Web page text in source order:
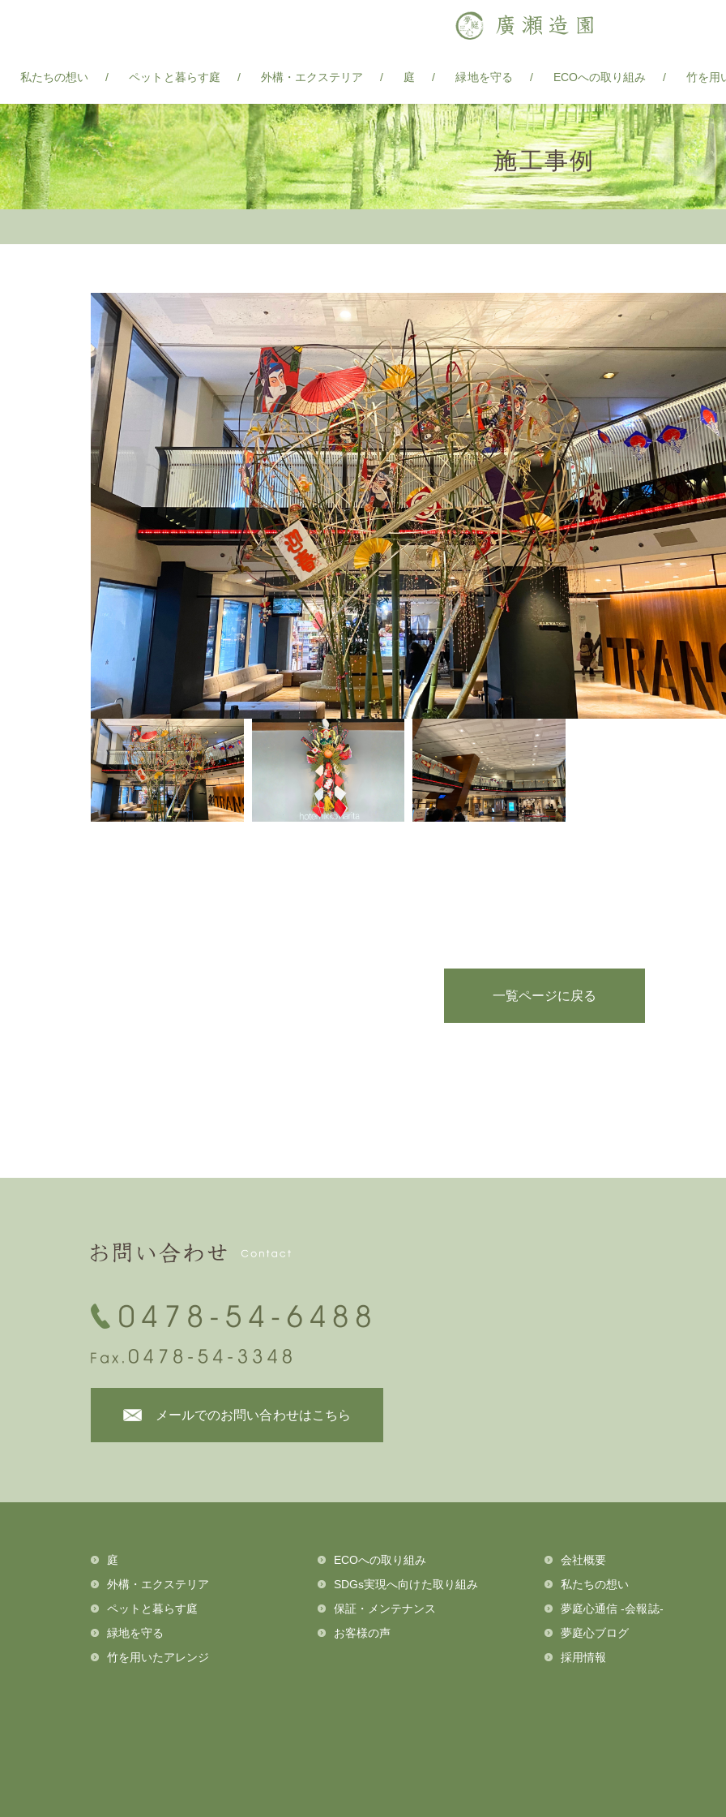
私たちの想い ペットと暮らす庭 外構・エクステリア 庭 緑地を守る ECOへの取り組み 竹を用
施工事例
一覧ページに戻る
メールでのお問い合わせはこちら
庭
外構・エクステリア
ペットと暮らす庭
緑地を守る
竹を用いたアレンジ
ECOへの取り組み
SDGs実現へ向けた取り組み
保証・メンテナンス
お客様の声
会社概要
私たちの想い
夢庭心通信 -会報誌-
夢庭心ブログ
採用情報